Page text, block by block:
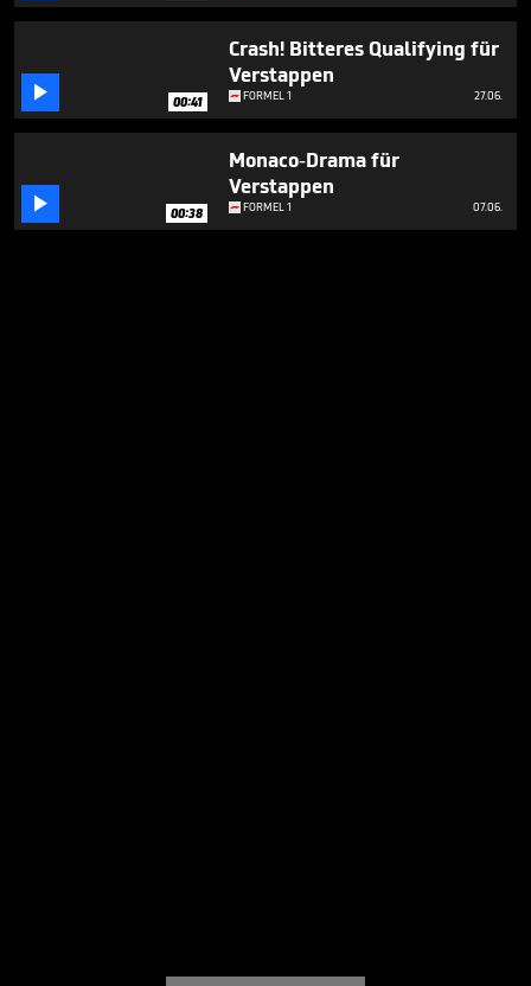
 00:41
Crash! Bitteres Qualifying für
Verstappen
FORMEL 1 27.06.
 00:38
Monaco-Drama für
Verstappen
FORMEL 1 07.06.